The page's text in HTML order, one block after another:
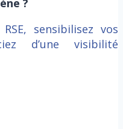
?
sensibilisez vos
d’une visibilité